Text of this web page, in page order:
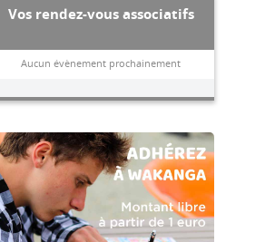
Vos rendez-vous associatifs
Aucun évènement prochainement